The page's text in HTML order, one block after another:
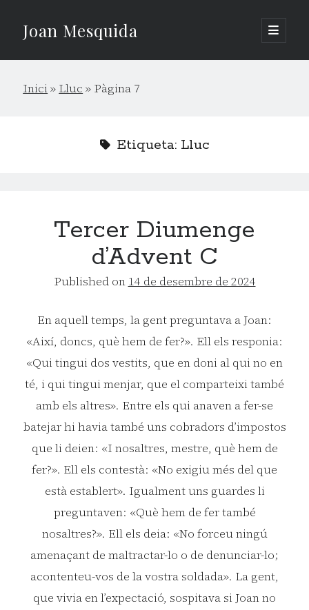
Joan Mesquida
open
primary
Sidebar
Inici » Lluc » Pàgina 7
Etiqueta: Lluc
Tercer Diumenge
d’Advent C
Published on 14 de desembre de 2024
En aquell temps, la gent preguntava a Joan:
«Així, doncs, què hem de fer?». Ell els responia:
«Qui tingui dos vestits, que en doni al qui no en
té, i qui tingui menjar, que el comparteixi també
amb els altres». Entre els qui anaven a fer-se
batejar hi havia també uns cobradors d’impostos
que li deien: «I nosaltres, mestre, què hem de
fer?». Ell els contestà: «No exigiu més del que
està establert». Igualment uns guardes li
preguntaven: «Què hem de fer també
nosaltres?». Ell els deia: «No forceu ningú
amenaçant de maltractar-lo o de denunciar-lo;
acontenteu-vos de la vostra soldada». La gent,
que vivia en l’expectació, sospitava si Joan no